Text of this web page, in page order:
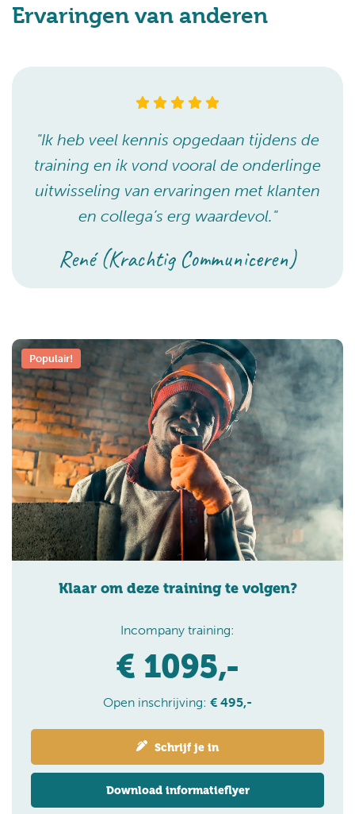
Ervaringen van anderen
"Ik heb veel kennis opgedaan tijdens de
training en ik vond vooral de onderlinge
uitwisseling van ervaringen met klanten
en collega’s erg waardevol."
René (Krachtig Communiceren)
Populair!
Klaar om deze training te volgen?
Incompany training:
€ 1095,-
Open inschrijving: € 495,-
Schrijf je in
Download informatieflyer